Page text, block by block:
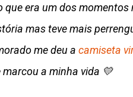
que era um dos
mas teve mais
me deu acamiseta
a minha vida 💛